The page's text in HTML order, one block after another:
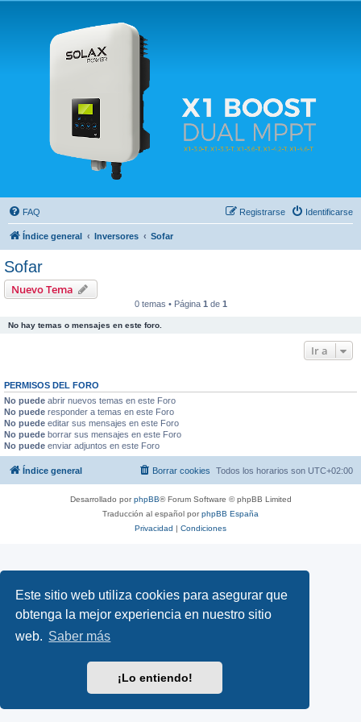
Este sitio web utiliza cookies para asegurar que
obtenga la mejor experiencia en nuestro sitio
web. Saber más
¡Lo entiendo!
Solax FAQ
Lugar para intercambiar dudas sobre inversores solares Solax y temas relacionados.
FAQ Identificarse
Registrarse
Índice general Inversores Sofar
Sofar
Nuevo Tema
0 temas • Página 1 de 1
No hay temas o mensajes en este foro.
Ir a
PERMISOS DEL FORO
No puede abrir nuevos temas en este Foro
No puede responder a temas en este Foro
No puede editar sus mensajes en este Foro
No puede borrar sus mensajes en este Foro
No puede enviar adjuntos en este Foro
Índice general Todos los horarios son UTC+02:00
Borrar cookies
Desarrollado porphpBB® Forum Software © phpBB Limited
Traducción al español porphpBB España
Privacidad | Condiciones